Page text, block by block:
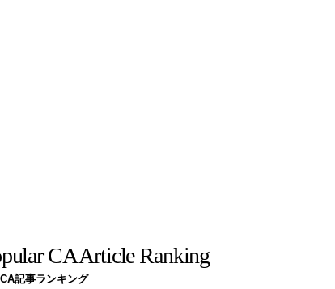
CA Article Ranking
記事ランキング